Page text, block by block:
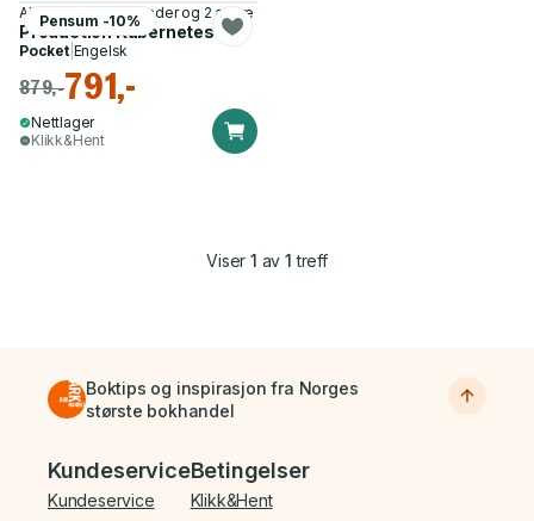
Pensum -10%
Alex Brand, Rich Lander og 2 andre
Production Kubernetes
Pocket| Engelsk
879,-791,-
Nettlager
Klikk&Hent
Viser1 av 1 treff
Boktips og inspirasjon fra Norges
største bokhandel
Bunnmeny
Kundeservice
Kundeservice
Betingelser
Klikk&Hent